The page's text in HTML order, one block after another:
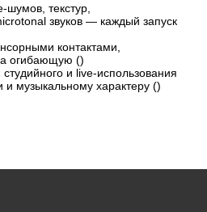
текстур,
звуков — каждый запуск
контактами,
огибающую ()
и live‑использования
и музыкальному характеру ()